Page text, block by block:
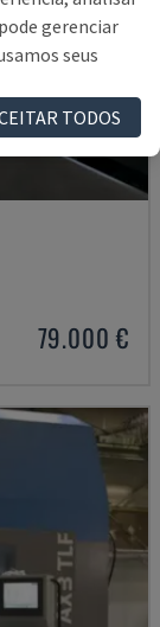
79.000 €
gerenciar
seus
TODOS